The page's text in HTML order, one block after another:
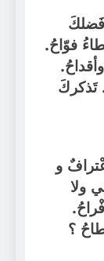
فوّاحُ.
تَذكركَ
و
ولا
؟